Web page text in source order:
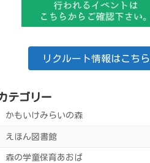
リクルート情報はこちら
テゴリー
かもいけみらいの森
えほん図書館
森の学童保育あおば